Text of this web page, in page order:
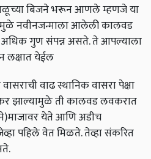
बिजने भरून आणले म्हणजे या
नवीनजन्माला आलेली कालवड
अधिक गुण संपन्न असते.ते आपल्याला
येईल
वाढ स्थानिक वासरा पेक्षा
झाल्यामुळे ती कालवड लवकरात
)माजावर येते आणि अडीच
पहिले वेत मिळते.तेव्हा संकरित
.